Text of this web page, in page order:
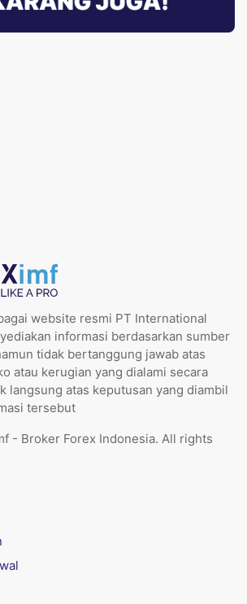
website resmi PT International
informasi berdasarkan sumber
tidak bertanggung jawab atas
atau kerugian yang dialami secara
langsung atas keputusan yang diambil
tersebut
- Broker Forex Indonesia. All rights